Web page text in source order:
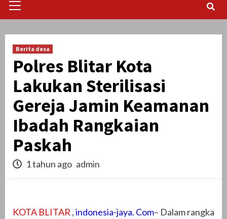
Menu
Berita desa
Polres Blitar Kota
Lakukan Sterilisasi
Gereja Jamin Keamanan
Ibadah Rangkaian
Paskah
1 tahun ago admin
KOTA BLITAR ,indonesia-jaya. Com– Dalam rangka